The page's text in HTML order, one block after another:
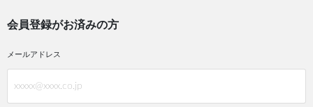
会員登録がお済みの方
メールアドレス